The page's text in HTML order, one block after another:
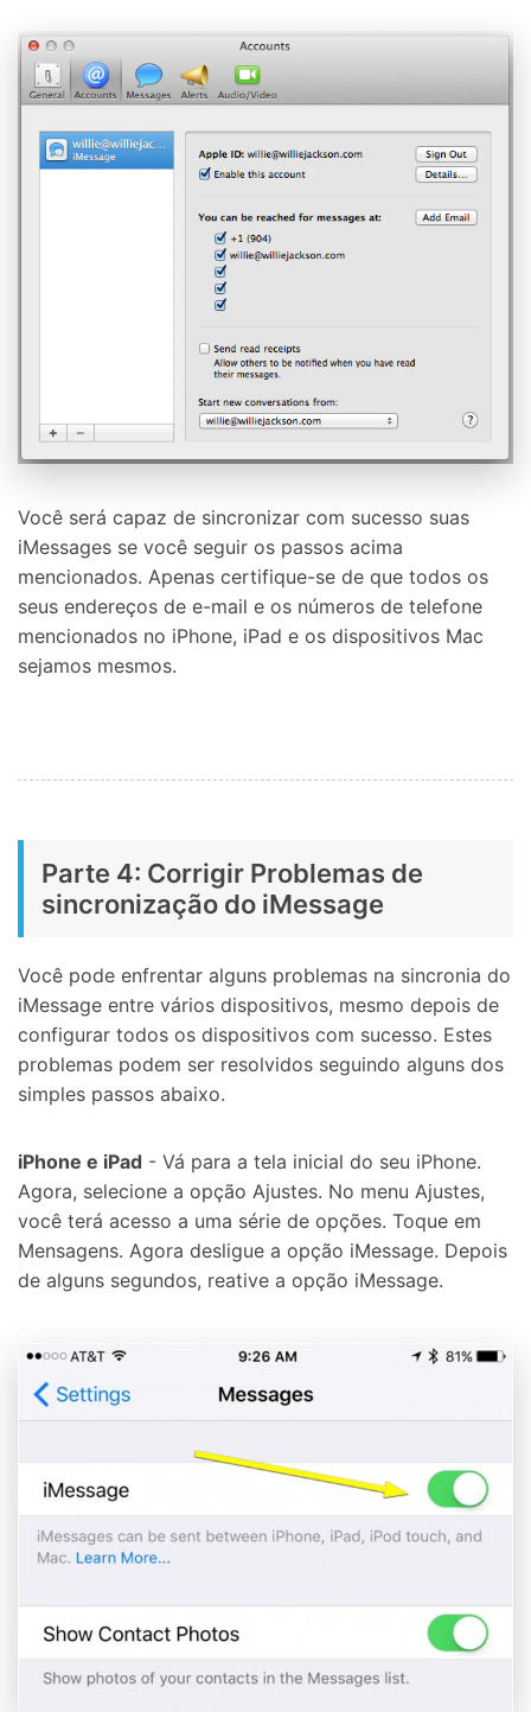
Você será capaz de sincronizar com sucesso suas
iMessages se você seguir os passos acima
mencionados. Apenas certifique-se de que todos os
seus endereços de e-mail e os números de telefone
mencionados no iPhone, iPad e os dispositivos Mac
sejamos mesmos.
Parte 4: Corrigir Problemas de
sincronização do iMessage
Você pode enfrentar alguns problemas na sincronia do
iMessage entre vários dispositivos, mesmo depois de
configurar todos os dispositivos com sucesso. Estes
problemas podem ser resolvidos seguindo alguns dos
simples passos abaixo.
iPhone e iPad - Vá para a tela inicial do seu iPhone.
Agora, selecione a opção Ajustes. No menu Ajustes,
você terá acesso a uma série de opções. Toque em
Mensagens. Agora desligue a opção iMessage. Depois
de alguns segundos, reative a opção iMessage.